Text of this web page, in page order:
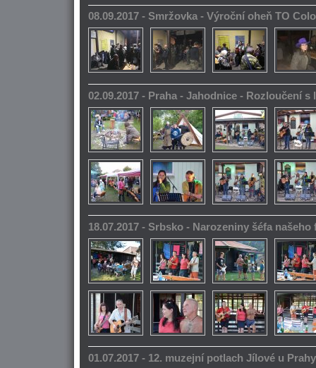
08.09.2017 - Smržovka - Výroční oheň TO
02.09.2017 - Praha - Jahodnice - Rozloučení s
18.07.2017 - Srbsko - Narozeniny šéfa našeho
01.07.2017 - 12. muzejní potlach Jílové u Prahy